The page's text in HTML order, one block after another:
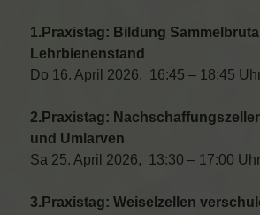
1.Praxistag: Bildung
Lehrbienenstand
Do 16. April 2026, 16:45 – 18:45
2.Praxistag:
und Umlarven
Sa 25. April 2026, 13:30 – 17:00 Uhr
3.Praxistag: Weiselzellen